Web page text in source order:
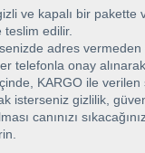
ve kapalı bir pakette
edilir.
adres
telefonla onay
KARGO ile
isterseniz gizlilik,
canınızı